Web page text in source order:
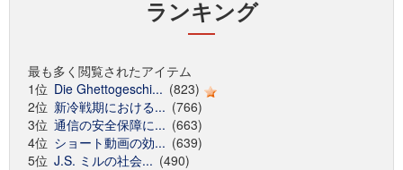
ランキング
最も多く閲覧されたアイテム
1位 Die Ghettogeschi... (823)
2位 新冷戦期における... (766)
3位 通信の安全保障に... (663)
4位 ショート動画の効... (639)
5位 J.S. ミルの社会... (490)